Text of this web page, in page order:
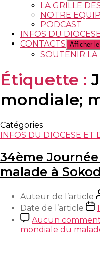
LA GRILLE
NOTRE
PODCAST
INFOS DU
CONTACTS Afficher
SOUTENIR LA
Étiquette :
mondiale;
Catégories
INFOS DU DIOCESE ET
34ème
malade à
Auteur de l’article
Date de l’article
Aucun
mondiale du